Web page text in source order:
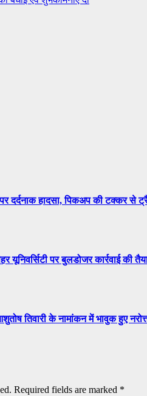
हादसा, पिकअप की टक्कर से
पर बुलडोजर कार्रवाई की
तिवारी के नामांकन में भावुक हुए
Required fields are marked *